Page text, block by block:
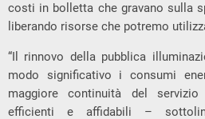
costi in bolletta che gravano sulla
liberando risorse che potremo
“Il rinnovo della pubblica
modo significativo i consumi
maggiore continuità del
efficienti e affidabili –